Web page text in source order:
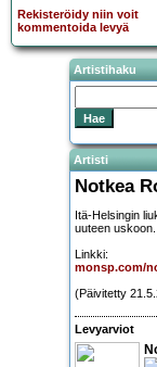
Rekisteröidy niin voit
kommentoida levyä
Artistihaku
Artisti
Notkea
Itä-Helsingin
uuteen uskoon.
Linkki:
monsp.com/
(Päivitetty
Levyarviot